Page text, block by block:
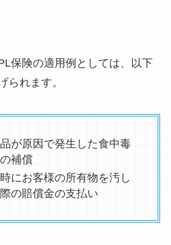
保険の適用例としては、以下
られます。
が原因で発生した食中毒
補償
にお客様の所有物を汚し
の賠償金の支払い